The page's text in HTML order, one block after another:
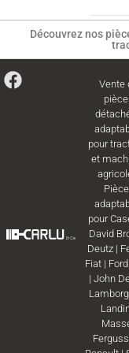
Découvrez nos
Vente
pour
et
pour
David
Deutz |
Fiat| Ford
| John